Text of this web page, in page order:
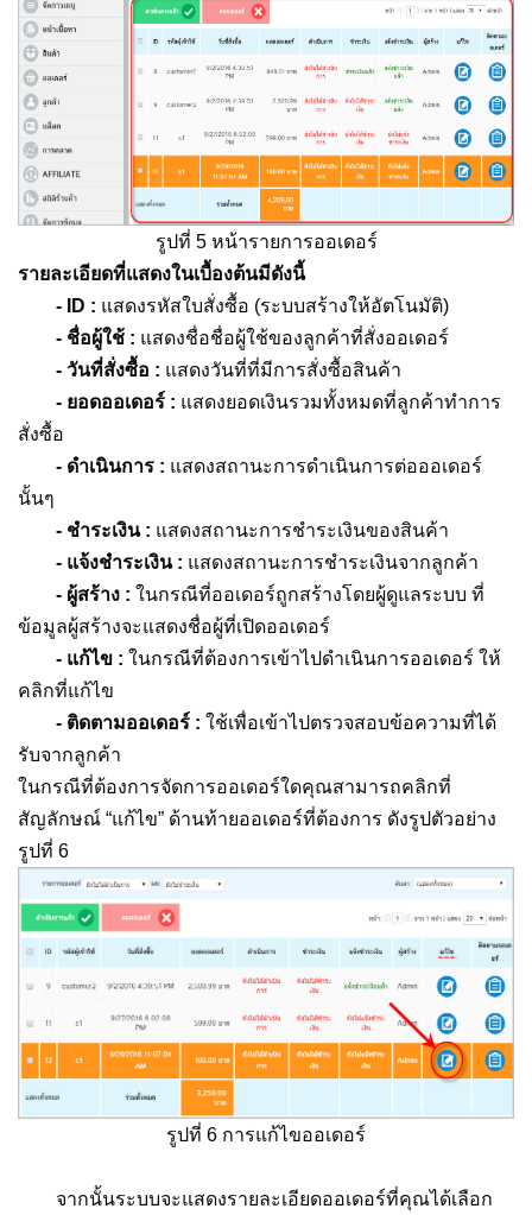
รูปที่ 5 หน้ารายการออเดอร์
รายละเอียดที่แสดงในเบื้องต้นมีดังนี้
- ID : แสดงรหัสใบสั่งซื้อ (ระบบสร้างให้อัตโนมัติ)
- ชื่อผู้ใช้ : แสดงชื่อชื่อผู้ใช้ของลูกค้าที่สั่งออเดอร์
- วันที่สั่งซื้อ : แสดงวันที่ที่มีการสั่งซื้อสินค้า
- ยอดออเดอร์ : แสดงยอดเงินรวมทั้งหมดที่ลูกค้าทำการ
สั่งซื้อ
- ดำเนินการ : แสดงสถานะการดำเนินการต่อออเดอร์
นั้นๆ
- ชำระเงิน : แสดงสถานะการชำระเงินของสินค้า
- แจ้งชำระเงิน : แสดงสถานะการชำระเงินจากลูกค้า
- ผู้สร้าง : ในกรณีที่ออเดอร์ถูกสร้างโดยผู้ดูแลระบบ ที่
ข้อมูลผู้สร้างจะแสดงชื่อผู้ที่เปิดออเดอร์
- แก้ไข : ในกรณีที่ต้องการเข้าไปดำเนินการออเดอร์ ให้
คลิกที่แก้ไข
- ติดตามออเดอร์ : ใช้เพื่อเข้าไปตรวจสอบข้อความที่ได้
รับจากลูกค้า
ในกรณีที่ต้องการจัดการออเดอร์ใดคุณสามารถคลิกที่
สัญลักษณ์ “แก้ไข” ด้านท้ายออเดอร์ที่ต้องการ ดังรูปตัวอย่าง
รูปที่ 6
รูปที่ 6 การแก้ไขออเดอร์
จากนั้นระบบจะแสดงรายละเอียดออเดอร์ที่คุณได้เลือก